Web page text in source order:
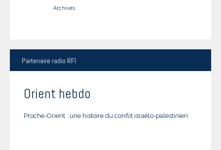
Archives
Partenaire radio RFI
Orient hebdo
Proche-Orient : une histoire du conflit israélo-palestinien